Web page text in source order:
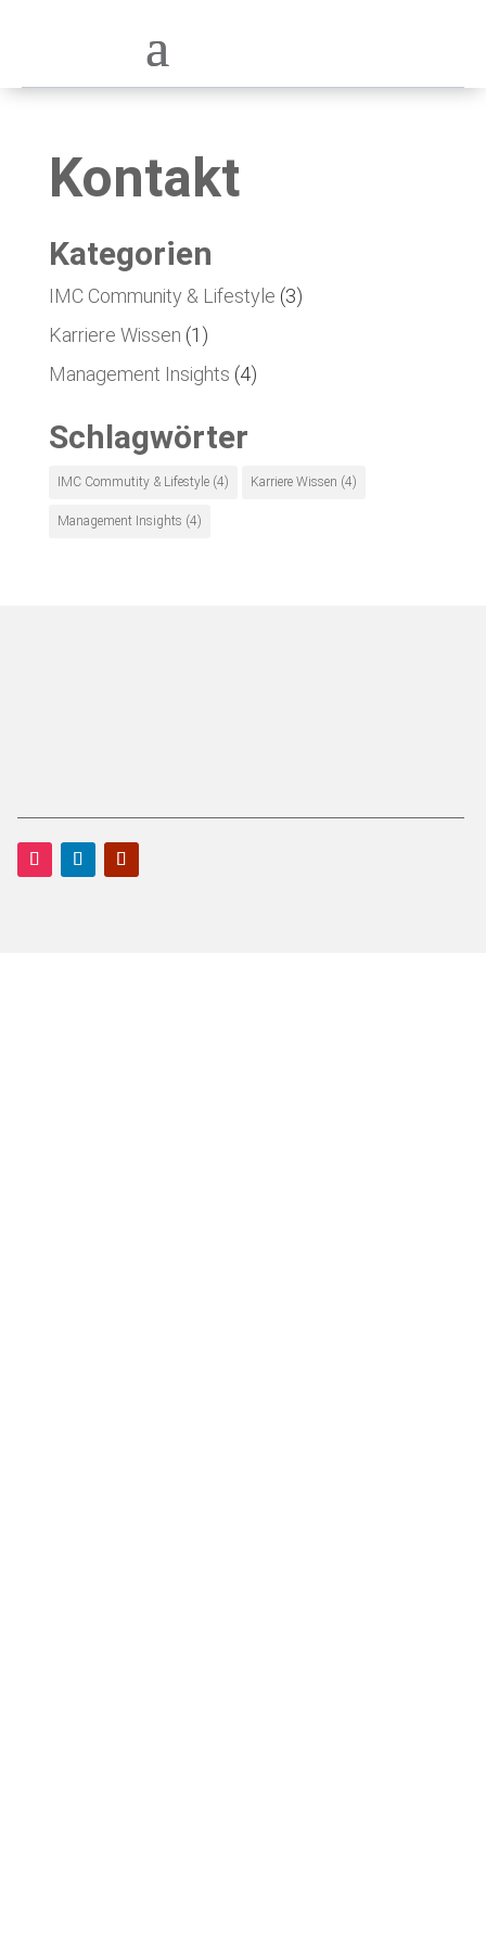
Kontakt
Kategorien
IMC Community & Lifestyle (3)
Karriere Wissen (1)
Management Insights (4)
Schlagwörter
IMC Commutity & Lifestyle(4) Karriere Wissen (4)
Management Insights (4)